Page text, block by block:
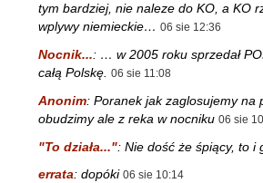
tym bardziej, nie naleze do KO, a KO
wplywy niemieckie… 06 sie 12:36
Nocnik...: … w 2005 roku sprzedał
całą Polskę. 06 sie 11:08
Anonim: Poranek jak zaglosujemy na
obudzimy ale z reka w nocniku 06 sie
"To działa...": Nie dość że śpiący, to i
errata: dopóki 06 sie 10:14